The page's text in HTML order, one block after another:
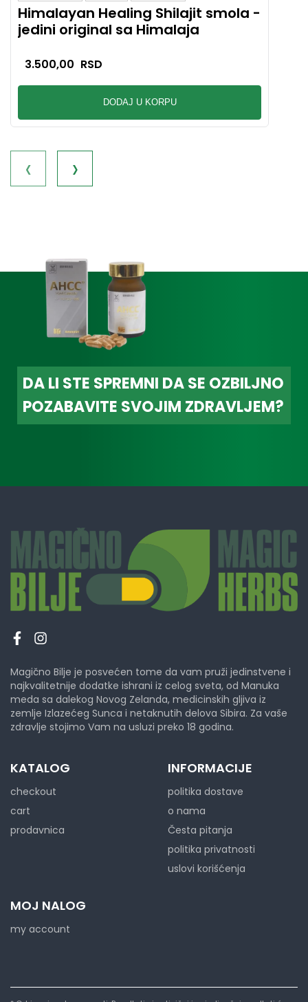
Himalayan Healing Shilajit smola -
jedini original sa Himalaja
3.500,00 RSD
DODAJ U KORPU
‹ ›
DA LI STE SPREMNI DA SE OZBILJNO
POZABAVITE SVOJIM ZDRAVLJEM?
Magično Bilje je posvećen tome da vam pruži jedinstvene i
najkvalitetnije dodatke ishrani iz celog sveta, od Manuka
meda sa dalekog Novog Zelanda, medicinskih gljiva iz
zemlje Izlazećeg Sunca i netaknutih delova Sibira. Za vaše
zdravlje stojimo Vam na usluzi preko 18 godina.
KATALOG
checkout
cart
prodavnica
INFORMACIJE
politika dostave
o nama
Česta pitanja
politika privatnosti
uslovi korišćenja
MOJ NALOG
my account